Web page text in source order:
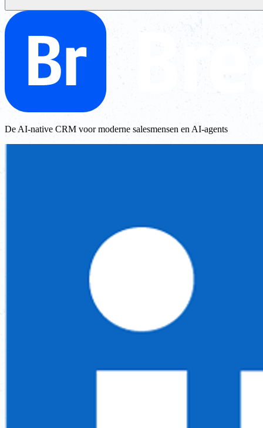
De AI-native CRM voor moderne salesmensen en AI-agents